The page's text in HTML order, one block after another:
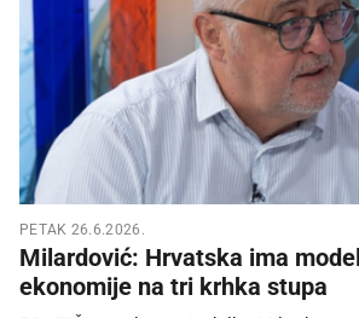
PETAK 26.6.2026.
Milardović: Hrvatska ima
ekonomije na tri krhka stupa